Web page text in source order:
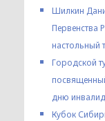
Шилкин
Первенства
настольный
Городской
дню
Кубок